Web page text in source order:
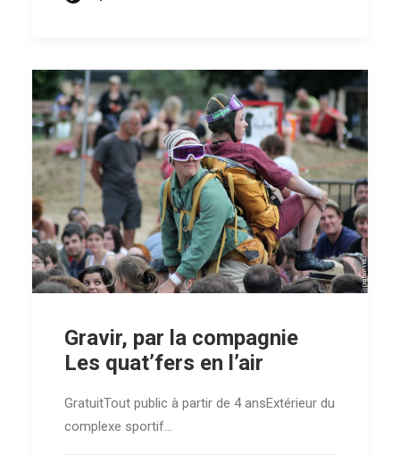
Gravir, par la compagnie
Les quat’fers en l’air
GratuitTout public à partir de 4 ansExtérieur du
complexe sportif…